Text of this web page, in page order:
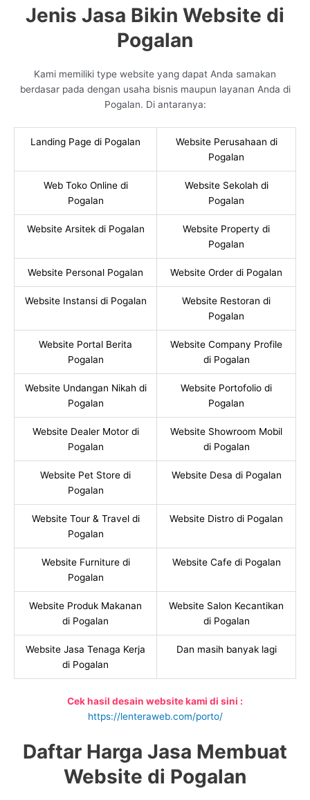
Jenis Jasa Bikin Website di
Pogalan
Kami memiliki type website yang dapat Anda samakan
berdasar pada dengan usaha bisnis maupun layanan Anda di
Pogalan. Di antaranya:
Landing Page di Pogalan
Website Perusahaan di
Pogalan
Web Toko Online di
Pogalan
Website Sekolah di
Pogalan
Website Arsitek di Pogalan
Website Property di
Pogalan
Website Personal Pogalan Website Order di Pogalan
Website Instansi di Pogalan
Website Restoran di
Pogalan
Website Portal Berita
Pogalan
Website Company Profile
di Pogalan
Website Undangan Nikah di
Pogalan
Website Portofolio di
Pogalan
Website Dealer Motor di
Pogalan
Website Showroom Mobil
di Pogalan
Website Pet Store di
Pogalan
Website Desa di Pogalan
Website Tour & Travel di
Pogalan
Website Distro di Pogalan
Website Furniture di
Pogalan
Website Cafe di Pogalan
Website Produk Makanan
di Pogalan
Website Salon Kecantikan
di Pogalan
Website Jasa Tenaga Kerja
di Pogalan
Dan masih banyak lagi
Cek hasil desain website kami di sini :
https://lenteraweb.com/porto/
Daftar Harga Jasa Membuat
Website di Pogalan